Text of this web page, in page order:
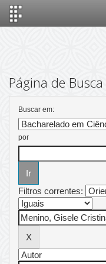
Página de Busca
Buscar em:
por
Filtros correntes: